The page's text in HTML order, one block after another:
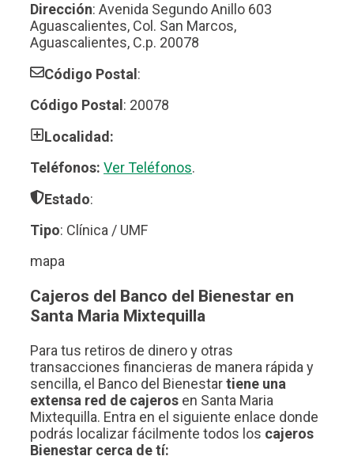
Dirección: Avenida Segundo Anillo 603
Aguascalientes, Col. San Marcos,
Aguascalientes, C.p. 20078
Código Postal :
Código Postal : 20078
Localidad:
Teléfonos: Ver Teléfonos.
Estado:
Tipo: Clínica / UMF
mapa
Cajeros del Banco del Bienestar en
Santa Maria Mixtequilla
Para tus retiros de dinero y otras
transacciones financieras de manera rápida y
sencilla, el Banco del Bienestartiene una
extensa red de cajeros en Santa Maria
Mixtequilla. Entra en el siguiente enlace donde
podrás localizar fácilmente todos los cajeros
Bienestar cerca de tí: